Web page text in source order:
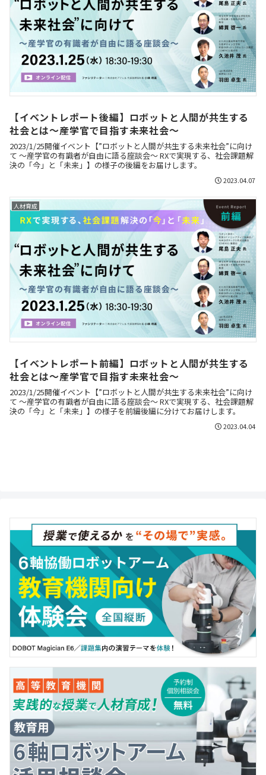
【イベントレポート後編】ロボットと人間が共生する
社会とは～産学官で目指す未来社会～
2023/1/25開催イベント【”ロボットと人間が共生する未来社会”に向け
て ～産学官の有識者が自由に語る座談会～ RXで実現する、社会課題解
決の「今」と「未来」】の様子の後編をお届けします。
2023.04.07
人材育成
【イベントレポート前編】ロボットと人間が共生する
社会とは～産学官で目指す未来社会～
2023/1/25開催イベント【”ロボットと人間が共生する未来社会”に向け
て ～産学官の有識者が自由に語る座談会～ RXで実現する、社会課題解
決の「今」と「未来」】の様子を前編後編に分けてお届けします。
2023.04.04